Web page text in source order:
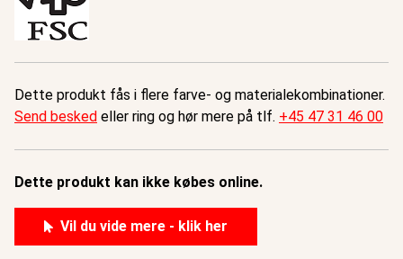
Dette produkt fås i flere farve- og materialekombinationer.
Send besked eller ring og hør mere på tlf. +45 47 31 46 00
Dette produkt kan ikke købes online.
Vil du vide mere - klik her